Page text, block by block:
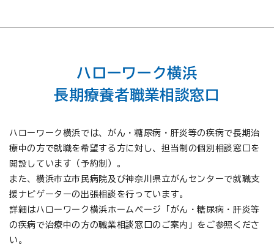
ハローワーク横浜
長期療養者職業相談窓口
ハローワーク横浜では、がん・糖尿病・肝炎等の疾病で長期治
療中の方で就職を希望する方に対し、担当制の個別相談窓口を
開設しています（予約制）。
また、横浜市立市民病院及び神奈川県立がんセンターで就職支
援ナビゲーターの出張相談を行っています。
詳細はハローワーク横浜ホームページ「がん・糖尿病・肝炎等
の疾病で治療中の方の職業相談窓口のご案内」をご参照くださ
い。